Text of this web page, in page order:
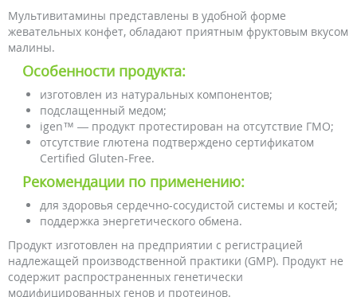
Мультивитамины представлены в удобной форме
жевательных конфет, обладают приятным фруктовым вкусом
малины.
Особенности продукта:
изготовлен из натуральных компонентов;
подслащенный медом;
igen™ — продукт протестирован на отсутствие ГМО;
отсутствие глютена подтверждено сертификатом
Certified Gluten-Free.
Рекомендации по применению:
для здоровья сердечно-сосудистой системы и костей;
поддержка энергетического обмена.
Продукт изготовлен на предприятии с регистрацией
надлежащей производственной практики (GMP). Продукт не
содержит распространенных генетически
модифицированных генов и протеинов.